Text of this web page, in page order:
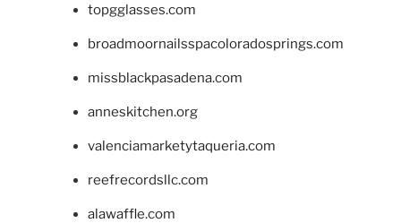
topgglasses.com
broadmoornailsspacoloradosprings.com
missblackpasadena.com
anneskitchen.org
valenciamarketytaqueria.com
reefrecordsllc.com
alawaffle.com